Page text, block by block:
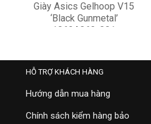
Giày Asics Gelhoop V15
‘Black Gunmetal’
1063A063-001
HỖ TRỢ KHÁCH HÀNG
Hướng dẫn mua hàng
Chính sách kiểm hàng bảo